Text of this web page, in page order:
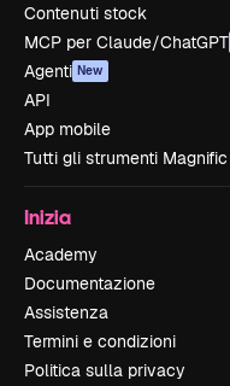
Contenuti stock
MCP per Claude/ChatGPT
Agenti New
API
App mobile
Tutti gli strumenti Magnific
Inizia
Academy
Documentazione
Assistenza
Termini e condizioni
Politica sulla privacy